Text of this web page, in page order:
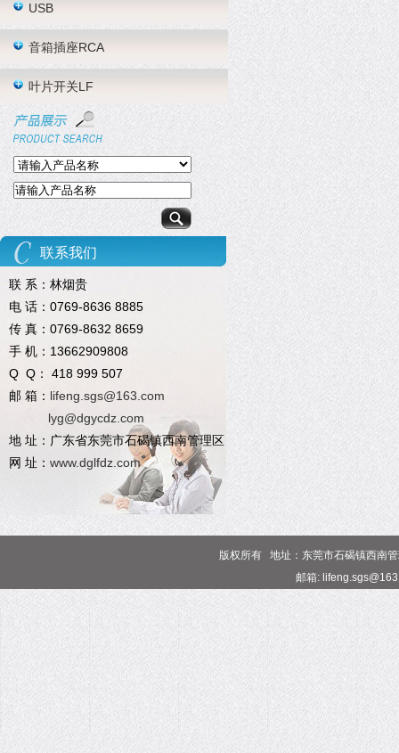
USB
音箱插座RCA
叶片开关LF
联系我们
联 系：林烟贵
电 话：0769-8636 8885
传 真：0769-8632 8659
手 机：13662909808
Q Q： 418 999 507
邮 箱： lifeng.sgs@163.com
lyg@dgycdz.com
地 址：广东省东莞市石碣镇西南管理区
网 址： www.dglfdz.com
版权所有 地址：东莞市石碣镇西南
邮箱: